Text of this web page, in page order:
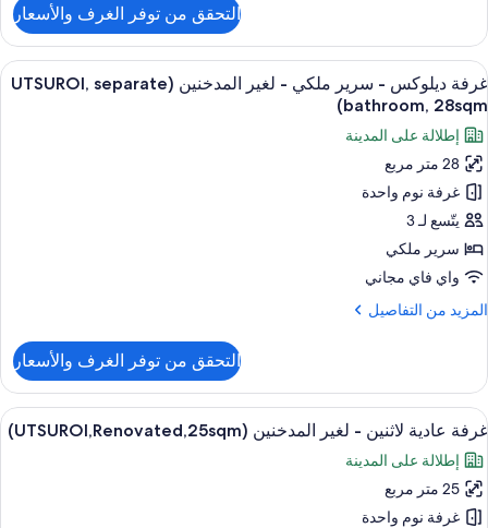
غرفة
سرير
كبير
لغير
المدخنين
(UTSUROI,Renovated,Train
view,
20sqm)
التحقق من توفر الغرف والأسعار
استعراض
جميع
صور
غرفة
ديلوكس
-
سرير
ملكي
-
لغير
المدخنين
bathroom,
28sqm)
أغطية فراش متميزة وخزنة داخل الغرفة
4
غرفة ديلوكس - سرير ملكي - لغير المدخنين (UTSUROI, separate
bathroom, 28sqm)
إطلالة على المدينة
28 متر مربع
غرفة نوم واحدة
يتّسع لـ 3
سرير ملكي
واي فاي مجاني
المزيد من التفاصيل
المزيد
غرفة
ديلوكس
-
سرير
ملكي
لغير
التحقق من توفر الغرف والأسعار
استعراض
جميع
صور
غرفة
عادية
أغطية فراش متميزة وخزنة داخل الغرفة
6
غرفة عادية لاثنين - لغير المدخنين (UTSUROI,Renovated,25sqm)
إطلالة على المدينة
25 متر مربع
غرفة نوم واحدة